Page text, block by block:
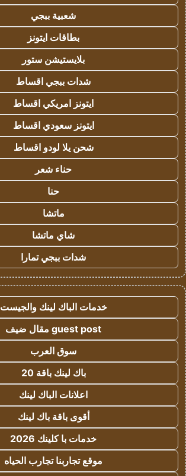
شعبية ببجي
بطاقات ايتونز
بلايستيشن ستور
شدات ببجي اقساط
ايتونز امريكي اقساط
ايتونز سعودي اقساط
شحن يلا لودو اقساط
حناء شعر
حنا
ماتشا
شاي ماتشا
شدات ببجي تمارا
خدمات الباك لينك والجيست
guest post مقال ضيف
سوق العرب
باك لينك باقة 20
اعلانات الباك لينك
أقوى باقة باك لينك
خدمات با كلينك 2026
موقع تجاربنا تجارب الحياه